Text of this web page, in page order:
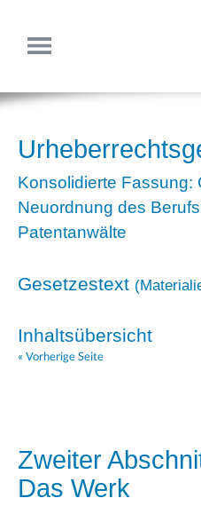
Konsolidierte Fassung:
Neuordnung des
Patentanwälte
Gesetzestext (
Inhaltsübersicht
« Vorherige Seite
Zweiter
Das Werk